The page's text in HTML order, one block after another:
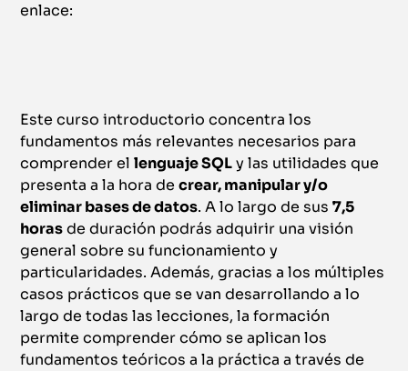
enlace:
Este curso introductorio concentra los
fundamentos más relevantes necesarios para
comprender ellenguaje SQLy las utilidades que
presenta a la hora decrear, manipular y/o
eliminar bases de datos. A lo largo de sus7,5
horasde duración podrás adquirir una visión
general sobre su funcionamiento y
particularidades. Además, gracias a los múltiples
casos prácticos que se van desarrollando a lo
largo de todas las lecciones, la formación
permite comprender cómo se aplican los
fundamentos teóricos a la práctica a través de